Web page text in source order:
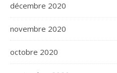
décembre 2020
novembre 2020
octobre 2020